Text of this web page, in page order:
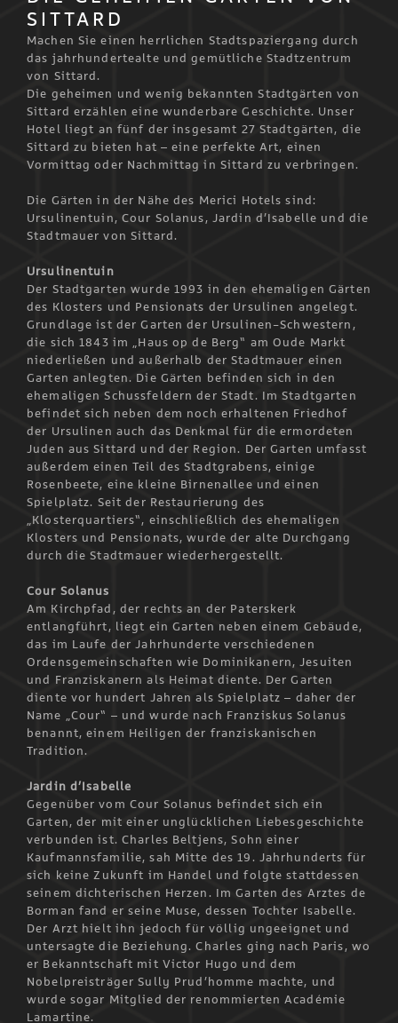
SITTARD
Machen Sie einen herrlichen Stadtspaziergang durch
das jahrhundertealte und gemütliche Stadtzentrum
von Sittard.
Die geheimen und wenig bekannten Stadtgärten von
Sittard erzählen eine wunderbare Geschichte. Unser
Hotel liegt an fünf der insgesamt 27 Stadtgärten, die
Sittard zu bieten hat – eine perfekte Art, einen
Vormittag oder Nachmittag in Sittard zu verbringen.
Die Gärten in der Nähe des Merici Hotels sind:
Ursulinentuin, Cour Solanus, Jardin d’Isabelle und die
Stadtmauer von Sittard.
Ursulinentuin
Der Stadtgarten wurde 1993 in den ehemaligen Gärten
des Klosters und Pensionats der Ursulinen angelegt.
Grundlage ist der Garten der Ursulinen-Schwestern,
die sich 1843 im „Haus op de Berg“ am Oude Markt
niederließen und außerhalb der Stadtmauer einen
Garten anlegten. Die Gärten befinden sich in den
ehemaligen Schussfeldern der Stadt. Im Stadtgarten
befindet sich neben dem noch erhaltenen Friedhof
der Ursulinen auch das Denkmal für die ermordeten
Juden aus Sittard und der Region. Der Garten umfasst
außerdem einen Teil des Stadtgrabens, einige
Rosenbeete, eine kleine Birnenallee und einen
Spielplatz. Seit der Restaurierung des
„Klosterquartiers“, einschließlich des ehemaligen
Klosters und Pensionats, wurde der alte Durchgang
durch die Stadtmauer wiederhergestellt.
Cour Solanus
Am Kirchpfad, der rechts an der Paterskerk
entlangführt, liegt ein Garten neben einem Gebäude,
das im Laufe der Jahrhunderte verschiedenen
Ordensgemeinschaften wie Dominikanern, Jesuiten
und Franziskanern als Heimat diente. Der Garten
diente vor hundert Jahren als Spielplatz – daher der
Name „Cour“ – und wurde nach Franziskus Solanus
benannt, einem Heiligen der franziskanischen
Tradition.
Jardin d’Isabelle
Gegenüber vom Cour Solanus befindet sich ein
Garten, der mit einer unglücklichen Liebesgeschichte
verbunden ist. Charles Beltjens, Sohn einer
Kaufmannsfamilie, sah Mitte des 19. Jahrhunderts für
sich keine Zukunft im Handel und folgte stattdessen
seinem dichterischen Herzen. Im Garten des Arztes de
Borman fand er seine Muse, dessen Tochter Isabelle.
Der Arzt hielt ihn jedoch für völlig ungeeignet und
untersagte die Beziehung. Charles ging nach Paris, wo
er Bekanntschaft mit Victor Hugo und dem
Nobelpreisträger Sully Prud’homme machte, und
wurde sogar Mitglied der renommierten Académie
Lamartine.